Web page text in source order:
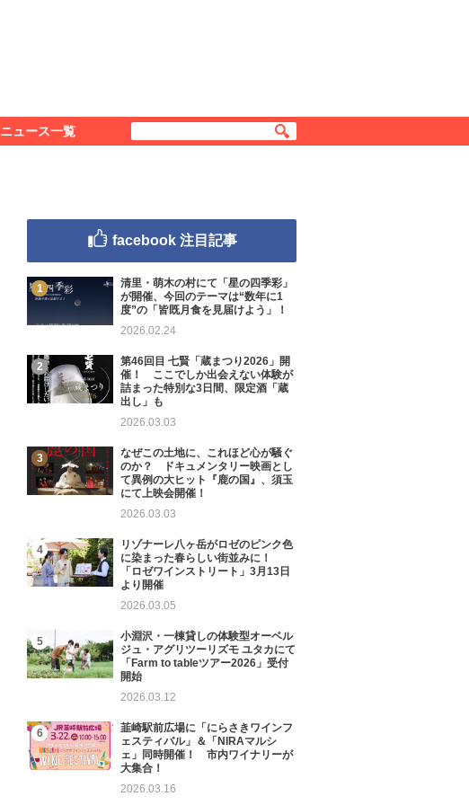
ニュース一覧
facebook 注目記事
清里・萌木の村にて「星の四季彩」
が開催、今回のテーマは“数年に1
度”の「皆既月食を見届けよう」！
2026.02.24
第46回目 七賢「蔵まつり2026」開
催！ ここでしか出会えない体験が
詰まった特別な3日間、限定酒「蔵
出し」も
2026.03.03
なぜこの土地に、これほど心が騒ぐ
のか？ ドキュメンタリー映画とし
て異例の大ヒット『鹿の国』、須玉
にて上映会開催！
2026.03.03
リゾナーレ八ヶ岳がロゼのピンク色
に染まった春らしい街並みに！
「ロゼワインストリート」3月13日
より開催
2026.03.05
小淵沢・一棟貸しの体験型オーベル
ジュ・アグリツーリズモ ユタカにて
「Farm to tableツアー2026」受付
開始
2026.03.12
韮崎駅前広場に「にらさきワインフ
ェスティバル」＆「NIRAマルシ
ェ」同時開催！ 市内ワイナリーが
大集合！
2026.03.16